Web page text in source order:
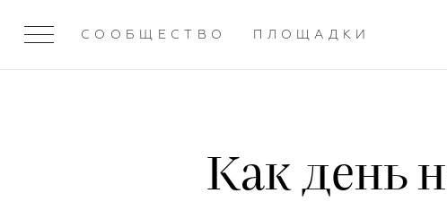
СООБЩЕСТВО ПЛОЩАДКИ
Как день